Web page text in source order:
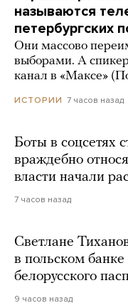
называются
петербургских
Они массово
выборами. А
канал в «Максе»
ИСТОРИИ 7 часов назад
Боты в соцсетях
враждебно
власти начали
7 часов назад
Светлане
в польском банке
белорусского
9 часов назад